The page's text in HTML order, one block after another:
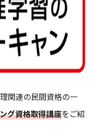
関連の民間資格の一
グ資格取得講座をご紹